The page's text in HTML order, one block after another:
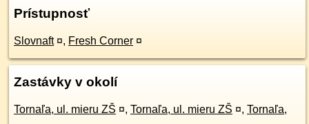
Prístupnosť
Slovnaft ¤, Fresh Corner ¤
Zastávky v okolí
Tornaľa, ul. mieru ZŠ ¤, Tornaľa, ul. mieru ZŠ ¤, Tornaľa,